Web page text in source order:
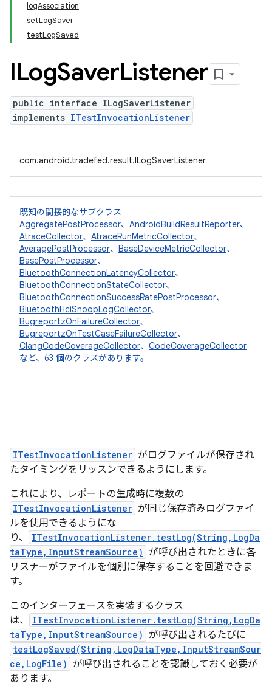
logAssociation
setLogSaver
testLogSaved
ILogSaverListener
public interface ILogSaverListener
implements ITestInvocationListener
com.android.tradefed.result.ILogSaverListener
既知の間接的なサブクラス
AggregatePostProcessor、 AndroidBuildResultReporter、
AtraceCollector、 AtraceRunMetricCollector、
AveragePostProcessor、 BaseDeviceMetricCollector、
BasePostProcessor、
BluetoothConnectionLatencyCollector、
BluetoothConnectionStateCollector、
BluetoothConnectionSuccessRatePostProcessor、
BluetoothHciSnoopLogCollector、
BugreportzOnFailureCollector、
BugreportzOnTestCaseFailureCollector、
ClangCodeCoverageCollector、 CodeCoverageCollector
など、63 個のクラスがあります。
ITestInvocationListener がログファイルが保存され
たタイミングをリッスンできるようにします。
これにより、レポートの生成時に複数の
ITestInvocationListener が同じ保存済みログファイ
ルを使用できるようにな
り、
ITestInvocationListener.testLog(String,LogDa
taType,InputStreamSource) が呼び出されたときに各
リスナーがファイルを個別に保存することを回避できま
す。
このインターフェースを実装するクラス
は、
ITestInvocationListener.testLog(String,LogDa
taType,InputStreamSource) が呼び出されるたびに
testLogSaved(String,LogDataType,InputStreamSour
ce,LogFile) が呼び出されることを認識しておく必要が
あります。